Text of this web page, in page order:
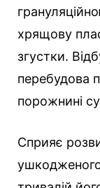
хрящову
згустки.
перебудова
порожнині
Сприяє